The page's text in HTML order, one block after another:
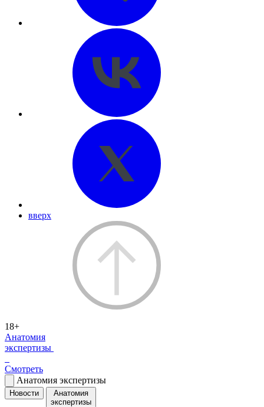
вверх
18+
Анатомия
экспертизы
Смотреть
Анатомия экспертизы
Новости
Анатомия
экспертизы